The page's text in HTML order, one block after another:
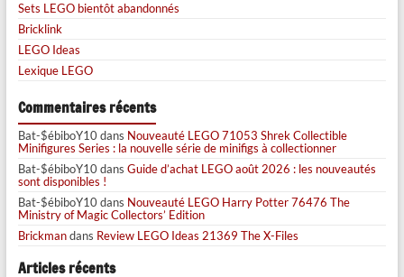
Sets LEGO bientôt abandonnés
Bricklink
LEGO Ideas
Lexique LEGO
Commentaires récents
Bat-$ébiboY10dans Nouveauté LEGO 71053 Shrek Collectible
Minifigures Series : la nouvelle série de minifigs à collectionner
Bat-$ébiboY10dans Guide d’achat LEGO août 2026 : les nouveautés
sont disponibles !
Bat-$ébiboY10dans Nouveauté LEGO Harry Potter 76476 The
Ministry of Magic Collectors’ Edition
Brickmandans Review LEGO Ideas 21369 The X-Files
Articles récents